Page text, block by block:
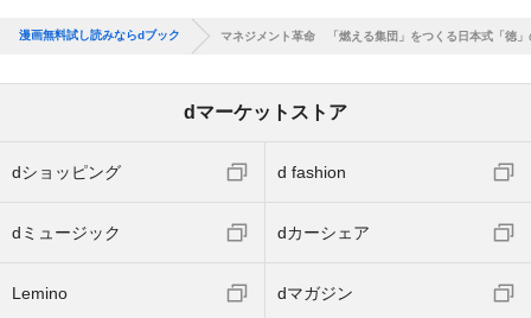
漫画無料試し読みならdブック マネジメント革命 「燃える集団」をつくる日本式「徳」
dマーケットストア
dショッピング d fashion
dミュージック dカーシェア
Lemino dマガジン